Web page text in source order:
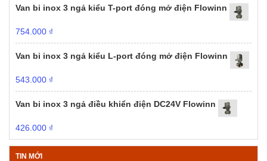
Van bi inox 3 ngả kiểu T-port đóng mở điện Flowinn
754.000 ₫
Van bi inox 3 ngả kiểu L-port đóng mở điện Flowinn
543.000 ₫
Van bi inox 3 ngả điều khiển điện DC24V Flowinn
426.000 ₫
TIN MỚI